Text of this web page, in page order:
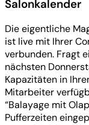
Salonkalender
Die eigentliche
ist live mit Ihrer
verbunden. Fragt
nächsten
Kapazitäten in
Mitarbeiter
“Balayage mit
Pufferzeiten